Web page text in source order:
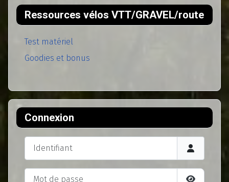
Ressources vélos VTT/GRAVEL/route
Test matériel
Goodies et bonus
Connexion
Identifiant
Mot de passe